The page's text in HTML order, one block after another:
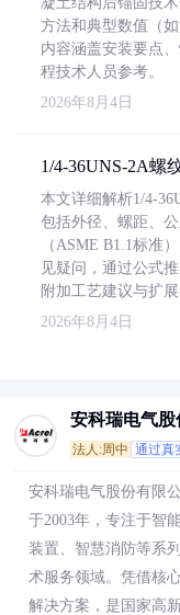
方法和典型数值（如
内容涵盖安装要点
程技术人员参考。
2026年8月4日
1/4-36UNS-2A螺
本文详细解析1/4-
包括外径、螺距、
（ASME B1.1标准
见疑问，通过公式
附加工艺建议与扩展
2026年8月4日
安科瑞电气股
法人:周中 通过真
安科瑞电气股份有限
于2003年，专注于智
装置、智慧消防等系
术服务领域。凭借核
解决方案，是国家高